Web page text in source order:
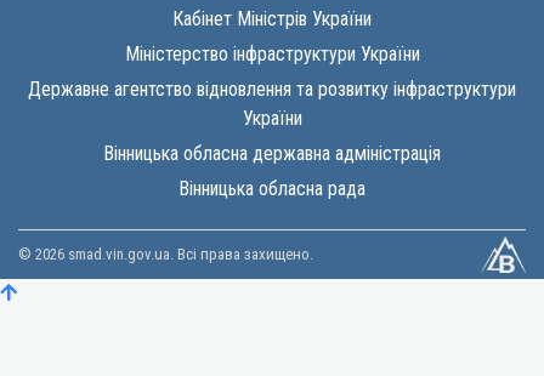
Кабінет Міністрів України
Міністерство інфраструктури України
Державне агентство відновлення та розвитку інфраструктури
України
Вінницька обласна державна адміністрація
Вінницька обласна рада
© 2026 smad.vin.gov.ua. Всі права захищено.